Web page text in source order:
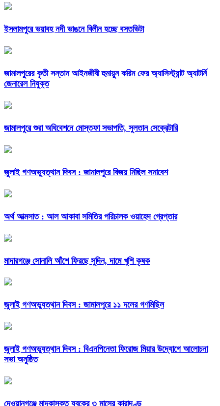
ইসলামপুরে ভয়াবহ নদী ভাঙনে বিলীন হচ্ছে বসতভিটা
জামালপুরের কৃতী সন্তান আইনজীবী হুমায়ুন করিম ফের অ্যাসিস্ট্যান্ট অ্যাটর্নি
জেনারেল নিযুক্ত
জামালপুরে শুরা অধিবেশনে মোস্তফা সভাপতি, সুলতান সেক্রেটারি
জুলাই গণঅভ্যুত্থান দিবস : জামালপুরে বিজয় মিছিল সমাবেশ
অর্থ আত্মসাত : আল আকাবা সমিতির পরিচালক ওয়াহেদ গ্রেপ্তার
মাদারগঞ্জে সোনালি আঁশে ফিরছে সুদিন, দামে খুশি কৃষক
জুলাই গণঅভ্যুত্থান দিবস : জামালপুরে ১১ দলের গণমিছিল
জুলাই গণঅভ্যুত্থান দিবস : বিএনপিনেতা ফিরোজ মিয়ার উদ্যোগে আলোচনা
সভা অনুষ্ঠিত
দেওয়ানগঞ্জে মাদকাসক্ত যুবকের ৩ মাসের কারাদণ্ড